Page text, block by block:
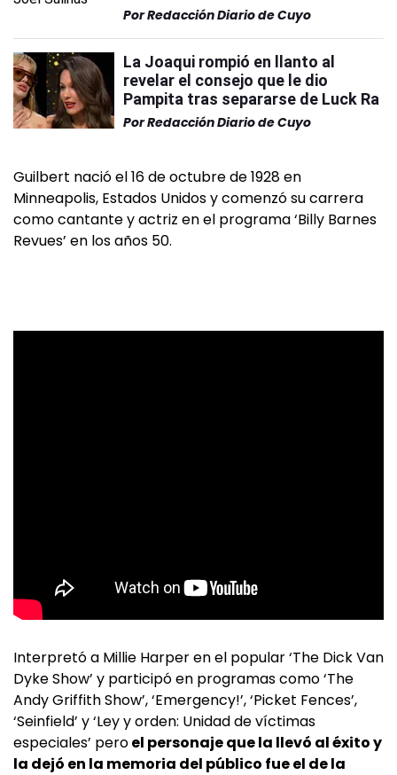
PorRedacción Diario de Cuyo
La Joaqui rompió en llanto al
revelar el consejo que le dio
Pampita tras separarse de Luck Ra
PorRedacción Diario de Cuyo
Guilbert nació el 16 de octubre de 1928 en
Minneapolis, Estados Unidos y comenzó su carrera
como cantante y actriz en el programa ‘Billy Barnes
Revues’ en los años 50.
Interpretó a Millie Harper en el popular ‘The Dick Van
Dyke Show’ y participó en programas como ‘The
Andy Griffith Show’, ‘Emergency!’, ‘Picket Fences’,
‘Seinfield’ y ‘Ley y orden: Unidad de víctimas
especiales’ peroel personaje que la llevó al éxito y
la dejó en la memoria del público fue el de la